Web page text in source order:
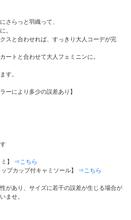
さらっと羽織って、
。
スと合わせれば、すっきり大人コーデが完
ートと合わせて大人フェミニンに。
す。
ーにより多少の誤差あり】
】 ⇒こちら
プカップ付キャミソール】 ⇒こちら
があり、サイズに若干の誤差が生じる場合が
ませ。